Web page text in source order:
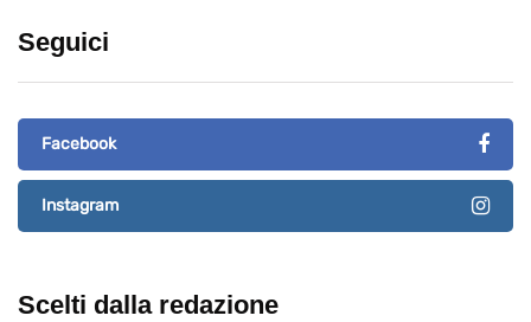
Seguici
Facebook
Instagram
Scelti dalla redazione